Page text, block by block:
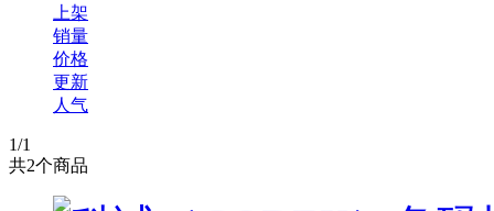
上架
销量
价格
更新
人气
1/1
共2个商品